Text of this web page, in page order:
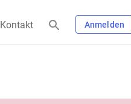
Kontakt Anmelden